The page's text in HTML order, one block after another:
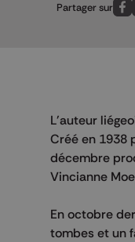
Partager sur
L'auteur
Créé en 1938
décembre
Vincianne
En octobre
tombes et un